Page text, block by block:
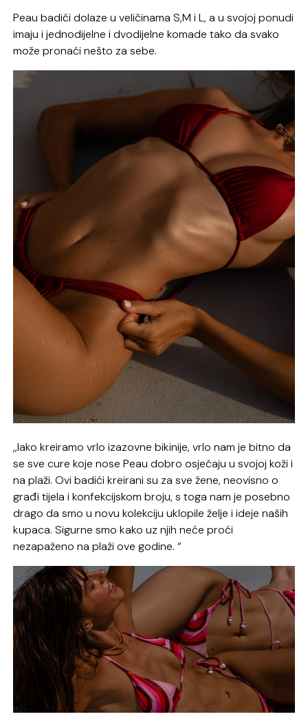
Peau badići dolaze u veličinama S,M i L, a u svojoj ponudi
imaju i jednodijelne i dvodijelne komade tako da svako
može pronaći nešto za sebe.
,,Iako kreiramo vrlo izazovne bikinije, vrlo nam je bitno da
se sve cure koje nose Peau dobro osjećaju u svojoj koži i
na plaži. Ovi badići kreirani su za sve žene, neovisno o
građi tijela i konfekcijskom broju, s toga nam je posebno
drago da smo u novu kolekciju uklopile želje i ideje naših
kupaca. Sigurne smo kako uz njih neće proći
nezapaženo na plaži ove godine. “